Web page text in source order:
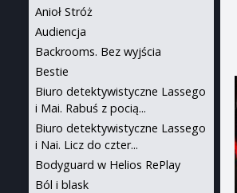
Anioł Stróż
Audiencja
Backrooms. Bez wyjścia
Bestie
Biuro detektywistyczne Lassego
i Mai. Rabuś z pocią...
Biuro detektywistyczne Lassego
i Nai. Licz do czter...
Bodyguard w Helios RePlay
Ból i blask